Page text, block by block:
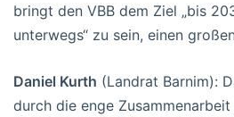
bringt den VBB dem Ziel „bis
unterwegs“ zu sein, einen
Daniel Kurth (Landrat Barnim):
durch die enge